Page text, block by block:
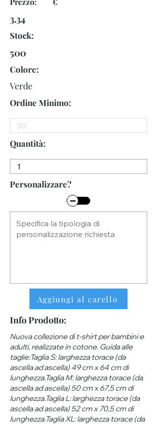
3.34
Stock:
500
Colore:
Verde
Ordine Minimo:
Quantità:
Personalizzare?
Aggiungi al carello
Info Prodotto:
Nuova collezione di t-shirt per bambini e
adulti, realizzate in cotone. Guida alle
taglie:Taglia S: larghezza torace (da
ascella ad ascella) 49 cm x 64 cm di
lunghezza.Taglia M: larghezza torace (da
ascella ad ascella) 50 cm x 67,5 cm di
lunghezza.Taglia L: larghezza torace (da
ascella ad ascella) 52 cm x 70,5 cm di
lunghezza.Taglia XL: larghezza torace (da